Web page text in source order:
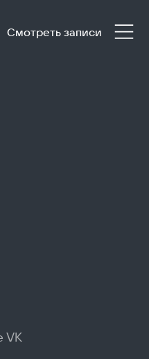
Смотреть записи
VK